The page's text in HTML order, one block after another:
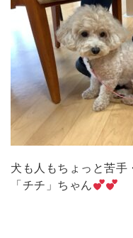
犬も人もちょっと苦手
「チチ」ちゃん